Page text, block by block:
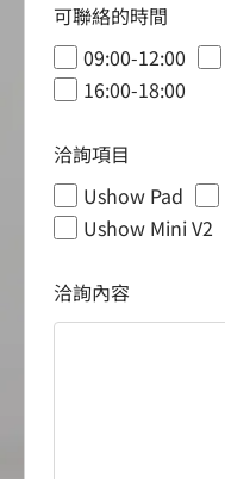
可聯絡的時間
09:00-12:00
16:00-18:00
洽詢項目
Ushow Pad
Ushow Mini V2
洽詢內容